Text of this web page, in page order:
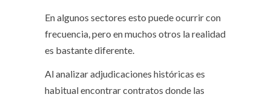
En algunos sectores esto puede ocurrir con
frecuencia, pero en muchos otros la realidad
es bastante diferente.
Al analizar adjudicaciones históricas es
habitual encontrar contratos donde las